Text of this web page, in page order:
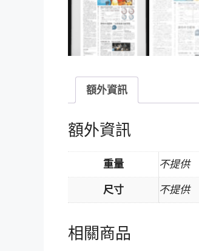
額外資訊
額外資訊
重量 不提供
尺寸 不提供
相關商品